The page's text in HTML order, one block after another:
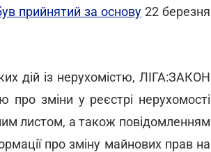
прийнятий за основу 22 березня
дій із нерухомістю, ЛІГА:ЗАКОН
зміни у реєстрі нерухомості
листом, а також повідомленням
про зміну майнових прав на